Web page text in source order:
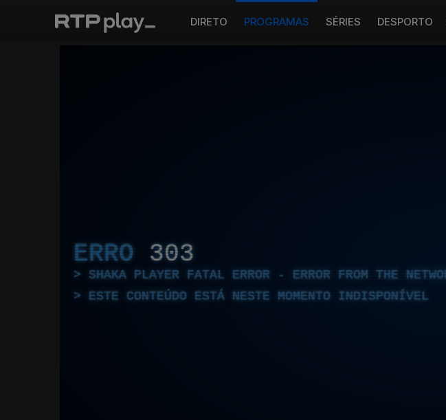
DIRETO PROGRAMAS SÉRIES DESPORTO
ERRO 303
SHAKA PLAYER FATAL ERROR - ERROR FROM THE
ESTE CONTEÚDO ESTÁ NESTE MOMENTO INDISPONÍVEL